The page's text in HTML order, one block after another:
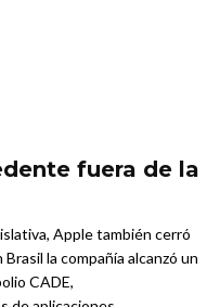
fuera de la
Apple también cerró
la compañía alcanzó un
CADE,